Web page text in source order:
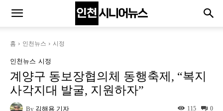
홈 인천뉴스 시정
인천뉴스 시정
계양구 동보장협의체 동행축제, “복지
사각지대 발굴, 지원하자”
By 김해용 기자 0
115